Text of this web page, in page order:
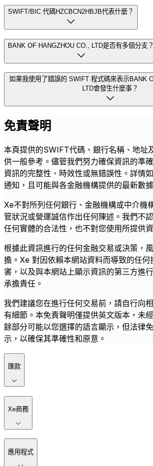
SWIFT/BIC 代碼HZCBCN2HBJB代表什麼？
BANK OF HANGZHOU CO., LTD是否有多個分支？
如果我使用了錯誤的 SWIFT 程式碼來表示BANK
LTD會發生什麼事？
免責聲明
本頁提供的SWIFT代碼、銀行名稱、地址
供一般參考。儘管我們努力確保資訊的準
資訊的完整性、時效性或無錯誤性。詳情
通知，且可能與各金融機構提供的最新數
Xe不對所列任何銀行、金融機構或中介機
管狀況或營運誠信作出任何陳述。我們不
任何實體的合法性，也不對您使用所提供
根據此資訊進行的任何金融交易或決策，
擔。Xe 對因依賴本網站資料而導致的任何
害，以及與本網站上顯示資訊的第三方進
承擔責任。
我們建議您在進行任何交易前，請自行向
有細節。本免責聲明僅提供英文版本，未
餘部分可能以您選擇的語言顯示，但法律
示，以確保其準確性和原意。
匯款
Xe商務
應用程式